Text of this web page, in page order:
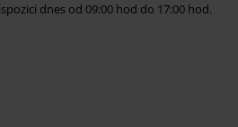
dnes od 09:00 hod do 17:00 hod.